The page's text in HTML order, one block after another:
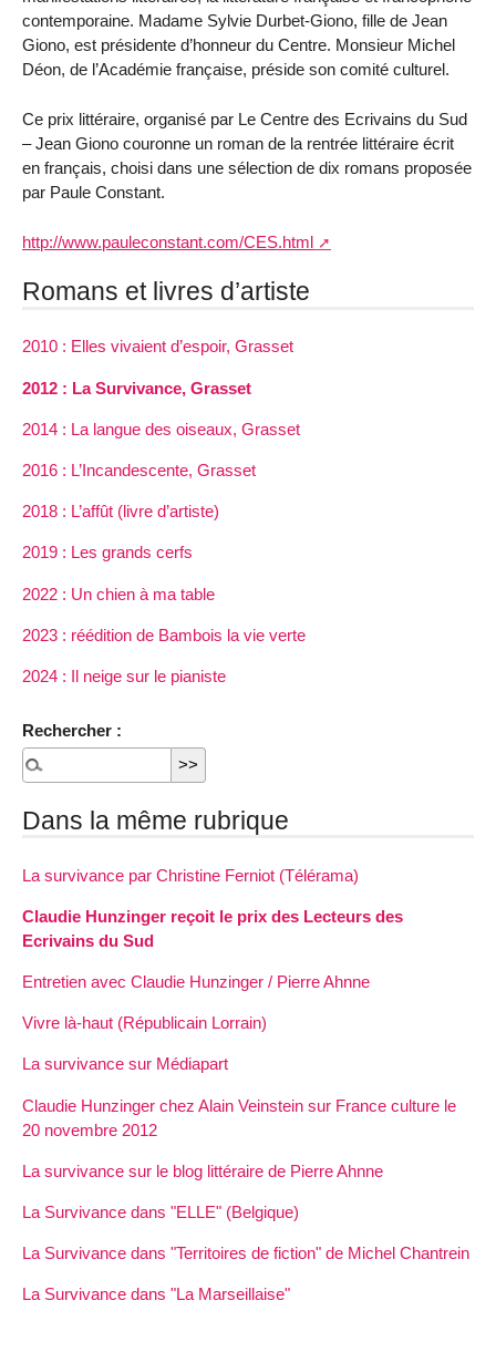
contemporaine. Madame Sylvie Durbet-Giono, fille de Jean
Giono, est présidente d’honneur du Centre. Monsieur Michel
Déon, de l’Académie française, préside son comité culturel.
Ce prix littéraire, organisé par Le Centre des Ecrivains du Sud
– Jean Giono couronne un roman de la rentrée littéraire écrit
en français, choisi dans une sélection de dix romans proposée
par Paule Constant.
http://www.pauleconstant.com/CES.html
Romans et livres d’artiste
2010 : Elles vivaient d’espoir, Grasset
2012 : La Survivance, Grasset
2014 : La langue des oiseaux, Grasset
2016 : L’Incandescente, Grasset
2018 : L’affût (livre d’artiste)
2019 : Les grands cerfs
2022 : Un chien à ma table
2023 : réédition de Bambois la vie verte
2024 : Il neige sur le pianiste
Rechercher :
Dans la même rubrique
La survivance par Christine Ferniot (Télérama)
Claudie Hunzinger reçoit le prix des Lecteurs des
Ecrivains du Sud
Entretien avec Claudie Hunzinger / Pierre Ahnne
Vivre là-haut (Républicain Lorrain)
La survivance sur Médiapart
Claudie Hunzinger chez Alain Veinstein sur France culture le
20 novembre 2012
La survivance sur le blog littéraire de Pierre Ahnne
La Survivance dans "ELLE" (Belgique)
La Survivance dans "Territoires de fiction" de Michel Chantrein
La Survivance dans "La Marseillaise"